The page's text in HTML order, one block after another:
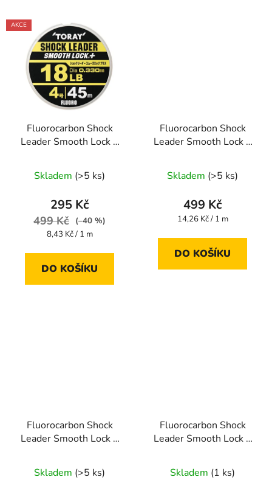
AKCE
Fluorocarbon Shock
Leader Smooth Lock +
Skladem (>5 ks)
295 Kč
499 Kč
(–40 %)
Měrná
8,43 Kč / 1 m
DO KOŠÍKU
Fluorocarbon Shock
Leader Smooth Lock +
Skladem (>5 ks)
499 Kč
Měrná
14,26 Kč / 1 m
DO KOŠÍKU
Fluorocarbon Shock
Leader Smooth Lock +
Skladem (>5 ks)
Fluorocarbon Shock
Leader Smooth Lock +
Skladem (1 ks)